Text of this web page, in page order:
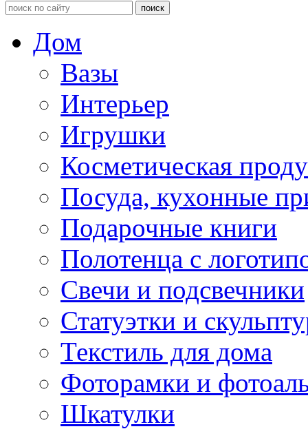
Дом
Вазы
Интерьер
Игрушки
Косметическая
Посуда, кухонные
Подарочные книги
Полотенца с
Свечи и подсвечники
Статуэтки и
Текстиль для дома
Фоторамки и
Шкатулки